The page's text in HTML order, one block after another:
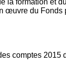
la formation et
œuvre du Fonds
comptes 2015